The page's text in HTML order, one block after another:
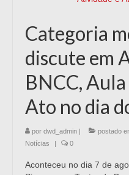
Categoria
discute em
BNCC,
Ato no dia
por dwd_admin | postado
Notícias
| 0
Aconteceu no dia 7 de